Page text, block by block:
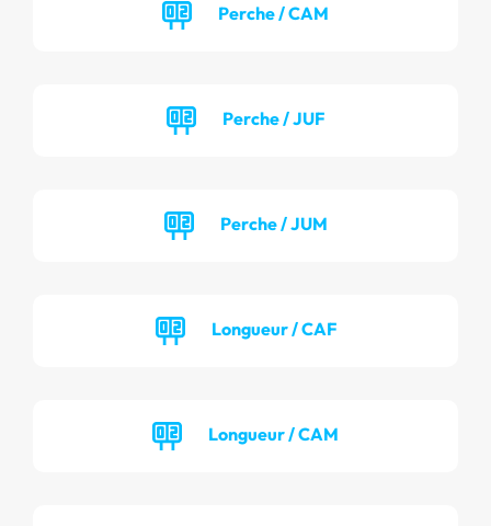
Perche / CAM
Perche / JUF
Perche / JUM
Longueur / CAF
Longueur / CAM